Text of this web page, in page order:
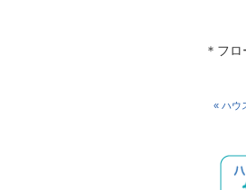
＊フ
« ハウ